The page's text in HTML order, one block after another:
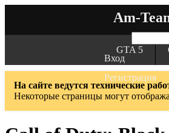
Am-
Вход
Регистрация
GTA 5
На сайте ведутся технические
Некоторые страницы могут